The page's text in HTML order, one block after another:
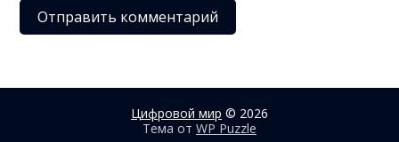
Цифровой мир © 2026
Тема от WP Puzzle